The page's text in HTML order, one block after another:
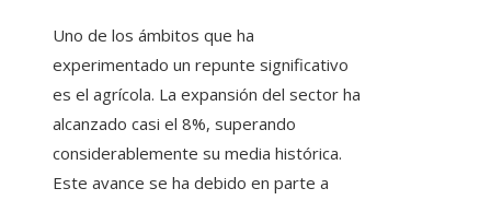
Uno de los ámbitos que ha
experimentado un repunte significativo
es el agrícola. La expansión del sector ha
alcanzado casi el 8%, superando
considerablemente su media histórica.
Este avance se ha debido en parte a